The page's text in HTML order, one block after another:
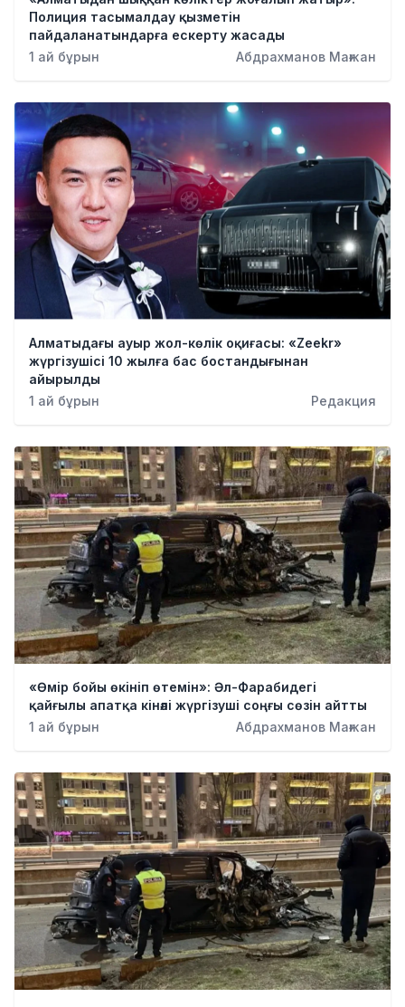
Полиция тасымалдау қызметін
пайдаланатындарға ескерту жасады
1 ай бұрын
Абдрахманов Мағжан
Алматыдағы ауыр жол-көлік оқиғасы: «Zeekr»
жүргізушісі 10 жылға бас бостандығынан
айырылды
1 ай бұрын
Редакция
«Өмір бойы өкініп өтемін»: Әл-Фарабидегі
қайғылы апатқа кінәлі жүргізуші соңғы сөзін айтты
1 ай бұрын
Абдрахманов Мағжан